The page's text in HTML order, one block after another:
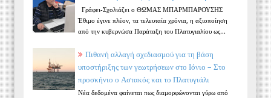
Γράφει-Σχολιάζει ο ΘΩΜΑΣ ΜΠΑΡΜΠΑΡΟΥΣΗΣ
Έθιμο έγινε πλέον, τα τελευταία χρόνια, η αξιοποίηση
από την κυβερνώσα Παράταξη του Πλατυγιαλίου ως...
Πιθανή αλλαγή σχεδιασμού για τη βάση
υποστήριξης των γεωτρήσεων στο Ιόνιο – Στο
προσκήνιο ο Αστακός και το Πλατυγιάλι
Νέα δεδομένα φαίνεται πως διαμορφώνονται γύρω από